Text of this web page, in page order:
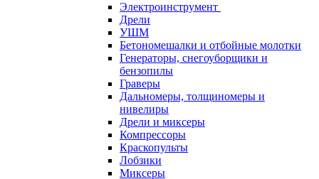
Электроинструмент
Дрели
УШМ
Бетономешалки и отбойные молотки
Генераторы, снегоуборщики и
бензопилы
Граверы
Дальномеры, толщиномеры и
нивелиры
Дрели и миксеры
Компрессоры
Краскопульты
Лобзики
Миксеры